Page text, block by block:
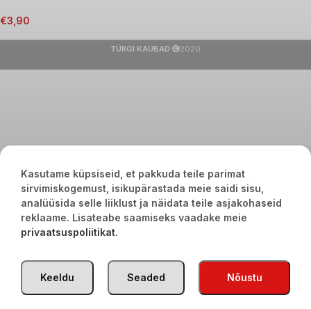
€3,90
TÜRGI KAUBAD 2020
Kasutame küpsiseid, et pakkuda teile parimat
sirvimiskogemust, isikupärastada meie saidi sisu,
analüüsida selle liiklust ja näidata teile asjakohaseid
reklaame. Lisateabe saamiseks vaadake meie
privaatsuspoliitikat.
Nõustu
Seaded
Keeldu